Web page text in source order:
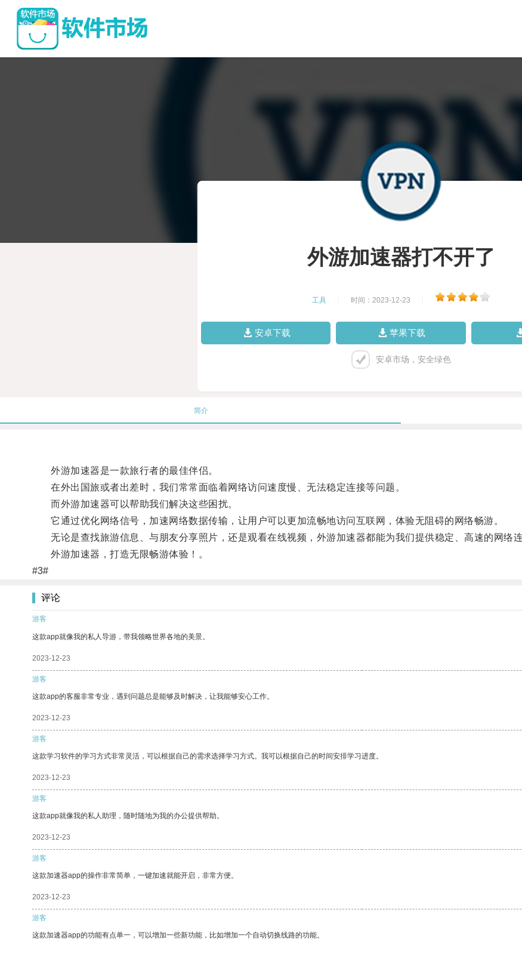
外游加速器打不开了
工具 时间：2023-12-23
安卓下载 苹果下载
安卓市场，安全绿色
简介
外游加速器是一款旅行者的最佳伴侣。
在外出国旅或者出差时，我们常常面临着网络访问速度慢、无法稳定连接等问题。
而外游加速器可以帮助我们解决这些困扰。
它通过优化网络信号，加速网络数据传输，让用户可以更加流畅地访问互联网，体验无阻碍的网络畅游。
无论是查找旅游信息、与朋友分享照片，还是观看在线视频，外游加速器都能为我们提供稳定、高速的网络
外游加速器，打造无限畅游体验！。
#3#
评论
游客
这款app就像我的私人导游，带我领略世界各地的美景。
2023-12-23
游客
这款app的客服非常专业，遇到问题总是能够及时解决，让我能够安心工作。
2023-12-23
游客
这款学习软件的学习方式非常灵活，可以根据自己的需求选择学习方式。我可以根据自己的时间安排学习进度。
2023-12-23
游客
这款app就像我的私人助理，随时随地为我的办公提供帮助。
2023-12-23
游客
这款加速器app的操作非常简单，一键加速就能开启，非常方便。
2023-12-23
游客
这款加速器app的功能有点单一，可以增加一些新功能，比如增加一个自动切换线路的功能。